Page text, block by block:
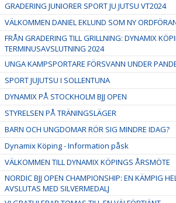
GRADERING JUNIORER SPORT JU JUTSU VT2024
VÄLKOMMEN DANIEL EKLUND SOM NY
FRÅN GRADERING TILL GRILLNING: DYNAMIX
TERMINUSAVSLUTNING 2024
UNGA KAMPSPORTARE FÖRSVANN UNDER
SPORT JUJUTSU I SOLLENTUNA
DYNAMIX PÅ STOCKHOLM BJJ OPEN
STYRELSEN PÅ TRÄNINGSLÄGER
BARN OCH UNGDOMAR RÖR SIG MINDRE IDAG?
Dynamix Köping - Information påsk
VÄLKOMMEN TILL DYNAMIX KÖPINGS ÅRSMÖTE
NORDIC BJJ OPEN CHAMPIONSHIP: EN KÄMPIG
AVSLUTAS MED SILVERMEDALJ